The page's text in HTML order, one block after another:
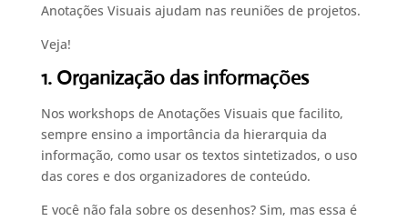
Anotações Visuais ajudam nas reuniões de projetos.
Veja!
1. Organização das informações
Nos workshops de Anotações Visuais que facilito,
sempre ensino a importância da hierarquia da
informação, como usar os textos sintetizados, o uso
das cores e dos organizadores de conteúdo.
E você não fala sobre os desenhos? Sim, mas essa é